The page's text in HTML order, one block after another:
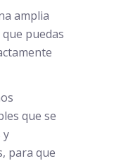
amplia
puedas
que se
y
para que